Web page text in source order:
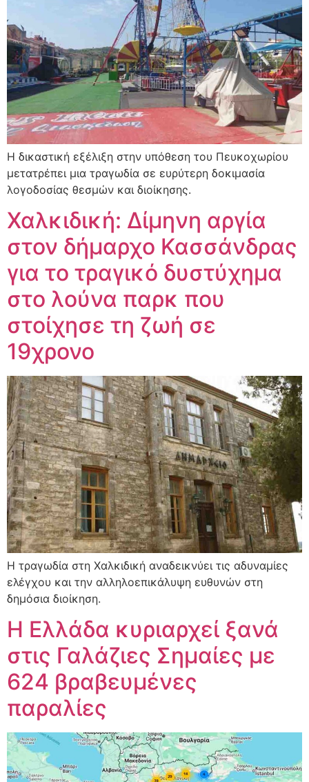
Η δικαστική εξέλιξη στην υπόθεση του Πευκοχωρίου
μετατρέπει μια τραγωδία σε ευρύτερη δοκιμασία
λογοδοσίας θεσμών και διοίκησης.
Χαλκιδική: Δίμηνη αργία
στον δήμαρχο Κασσάνδρας
για το τραγικό δυστύχημα
στο λούνα παρκ που
στοίχησε τη ζωή σε
19χρονο
Η τραγωδία στη Χαλκιδική αναδεικνύει τις αδυναμίες
ελέγχου και την αλληλοεπικάλυψη ευθυνών στη
δημόσια διοίκηση.
Η Ελλάδα κυριαρχεί ξανά
στις Γαλάζιες Σημαίες με
624 βραβευμένες
παραλίες